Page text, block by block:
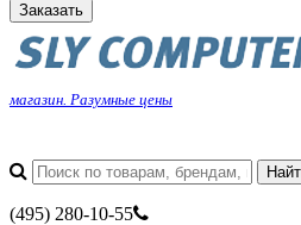
Заказать
магазин. Разумные цены
(495) 280-10-55